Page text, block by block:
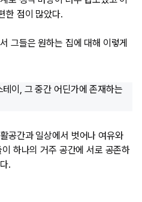
한 점이 많았다.
그들은 원하는 집에 대해 이렇게
이, 그 중간 어딘가에 존재하는
공간과 일상에서 벗어나 여유와
하나의 거주 공간에 서로 공존하
.